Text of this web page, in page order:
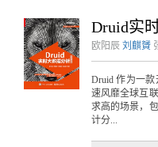
Druid实
欧阳辰 刘麒贇
Druid 作为一
速风靡全球互
求高的场景，
计分...